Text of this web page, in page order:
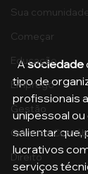
Sua
Começar
Educação
Emprego
Gestão
Ciências
Direito
  A
sociedade
tipo de
profissionais
unipessoal ou
salientar que,
lucrativos
serviços